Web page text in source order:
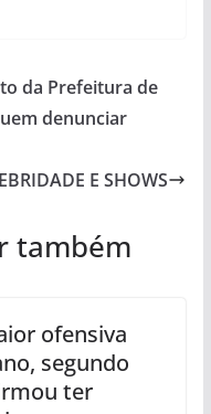
da Prefeitura de
denunciar
E SHOWS
também
ofensiva
segundo
ter